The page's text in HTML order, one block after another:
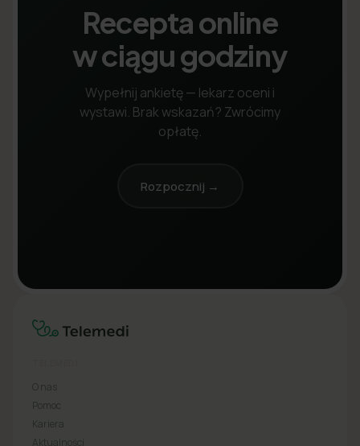
Recepta online
w ciągu godziny
Wypełnij ankietę — lekarz oceni i
wystawi. Brak wskazań? Zwrócimy
opłatę.
Rozpocznij →
O nas
Pomoc
Kariera
Aktualności